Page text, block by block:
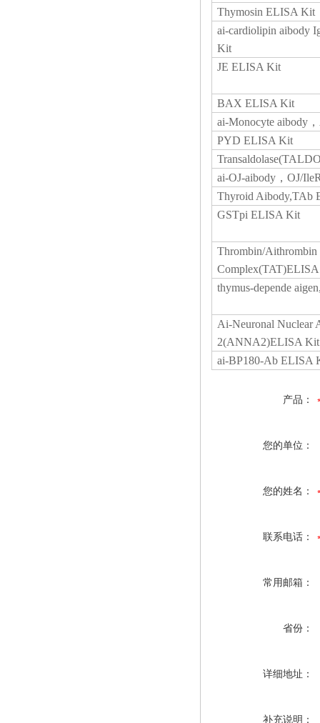
Thymosin ELISA Kit
ai-cardiolipin aibody
Kit
JE ELISA Kit
BAX ELISA Kit
ai-Monocyte aibody
PYD ELISA Kit
ai-OJ-aibody，OJ/
Thyroid Aibody,TAb
GSTpi ELISA Kit
Thrombin/Aithrombin
thymus-depende
Ai-Neuronal Nuclear
2(ANNA2)ELISA Kit
ai-BP180-Ab ELISA
产品：
您的单位：
您的姓名：
联系电话：
常用邮箱：
省份：
详细地址：
补充说明：